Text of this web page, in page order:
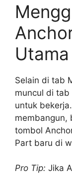
Utama
Selain di tab
muncul di tab
untuk
membangun,
tombol
Part baru di
Pro Tip: Jika